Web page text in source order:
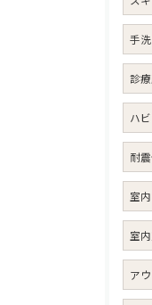
手
診
ハ
耐
室
室
ア